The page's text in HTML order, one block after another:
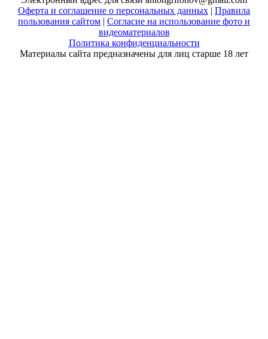
Оферта и соглашение о персональных данных | Правила
пользования сайтом | Согласие на использование фото и
видеоматериалов
Политика конфиденциальности
Материалы сайта предназначены для лиц старше 18 лет